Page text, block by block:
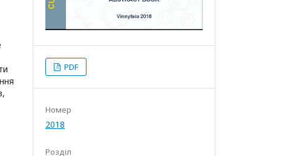
PDF
Номер
2018
Розділ